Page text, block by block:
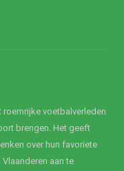
roemrijke voetbalverleden
brengen. Het geeft
over hun favoriete
aan te